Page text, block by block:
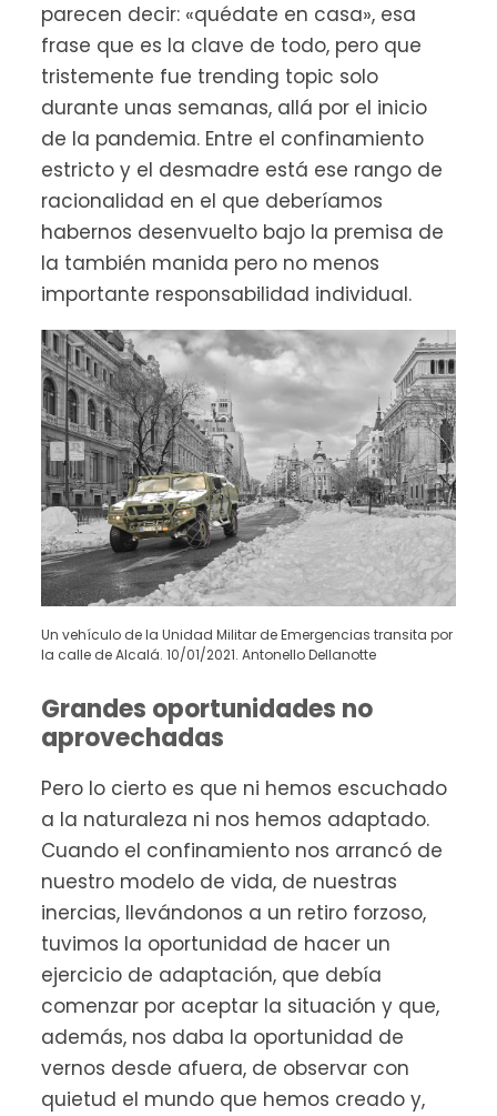
parecen decir: «quédate en casa», esa
frase que es la clave de todo, pero que
tristemente fue trending topic solo
durante unas semanas, allá por el inicio
de la pandemia. Entre el confinamiento
estricto y el desmadre está ese rango de
racionalidad en el que deberíamos
habernos desenvuelto bajo la premisa de
la también manida pero no menos
importante responsabilidad individual.
Un vehículo de la Unidad Militar de Emergencias transita por
la calle de Alcalá. 10/01/2021. Antonello Dellanotte
Grandes oportunidades no
aprovechadas
Pero lo cierto es que ni hemos escuchado
a la naturaleza ni nos hemos adaptado.
Cuando el confinamiento nos arrancó de
nuestro modelo de vida, de nuestras
inercias, llevándonos a un retiro forzoso,
tuvimos la oportunidad de hacer un
ejercicio de adaptación, que debía
comenzar por aceptar la situación y que,
además, nos daba la oportunidad de
vernos desde afuera, de observar con
quietud el mundo que hemos creado y,